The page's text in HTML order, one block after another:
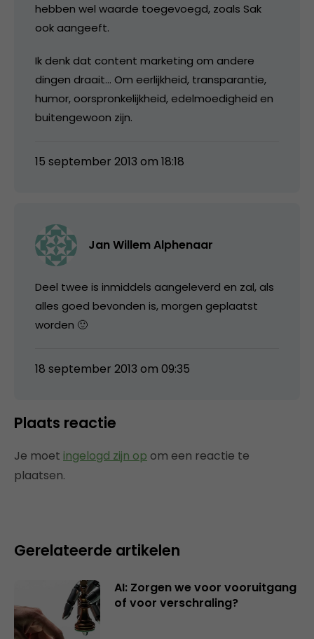
hebben wel waarde toegevoegd, zoals Sak
ook aangeeft.
Ik denk dat content marketing om andere
dingen draait… Om eerlijkheid, transparantie,
humor, oorspronkelijkheid, edelmoedigheid en
buitengewoon zijn.
15 september 2013 om 18:18
Jan Willem Alphenaar
Deel twee is inmiddels aangeleverd en zal, als
alles goed bevonden is, morgen geplaatst
worden 🙂
18 september 2013 om 09:35
Plaats reactie
Je moet ingelogd zijn op om een reactie te
plaatsen.
Gerelateerde artikelen
AI: Zorgen we voor vooruitgang
of voor verschraling?